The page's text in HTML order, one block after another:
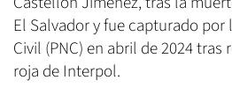
El Salvador y fue capturado
Civil (PNC) en abril de 2024
roja de Interpol.